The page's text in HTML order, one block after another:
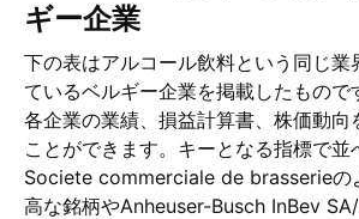
ギー企業
下の表はアルコール飲料という同じ業
ているベルギー企業を掲載したもので
各企業の業績、損益計算書、株価動向
ことができます。キーとなる指標で並
Societe commerciale de brasserieの
高な銘柄やAnheuser-Busch InBev